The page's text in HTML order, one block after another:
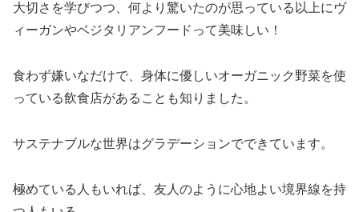
大切さを学びつつ、何より驚いたのが思っている以上にヴ
ィーガンやベジタリアンフードって美味しい！
食わず嫌いなだけで、身体に優しいオーガニック野菜を使
っている飲食店があることも知りました。
サステナブルな世界はグラデーションでできています。
極めている人もいれば、友人のように心地よい境界線を持